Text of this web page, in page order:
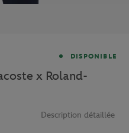
DISPONIBLE
x Roland-
Description détaillée